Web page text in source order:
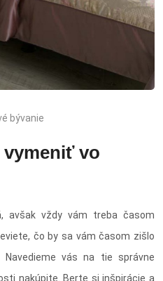
bývanie
vymeniť vo
avšak vždy vám treba časom
čo by sa vám časom zišlo
vás na tie správne
nakúpite. Berte si inšpirácie a